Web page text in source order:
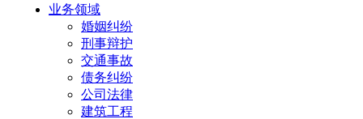
业务领域
婚姻纠纷
刑事辩护
交通事故
债务纠纷
公司法律
建筑工程